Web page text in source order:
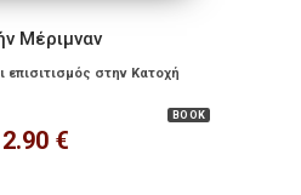
Μέριμναν
στην Κατοχή
BOOK
€